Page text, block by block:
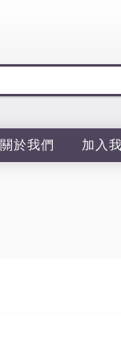
關於我們 加入